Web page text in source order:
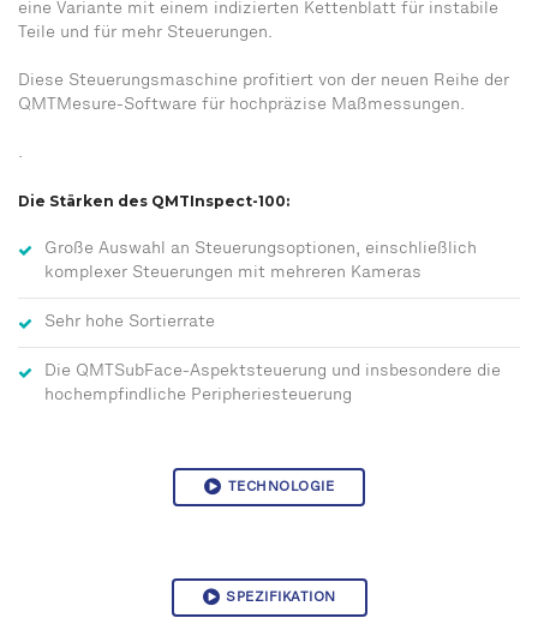
eine Variante mit einem indizierten Kettenblatt für instabile
Teile und für mehr Steuerungen.
Diese Steuerungsmaschine profitiert von der neuen Reihe der
QMTMesure-Software für hochpräzise Maßmessungen.
.
Die Stärken des QMTInspect-100:
Große Auswahl an Steuerungsoptionen, einschließlich
komplexer Steuerungen mit mehreren Kameras
Sehr hohe Sortierrate
Die QMTSubFace-Aspektsteuerung und insbesondere die
hochempfindliche Peripheriesteuerung
TECHNOLOGIE
SPEZIFIKATION